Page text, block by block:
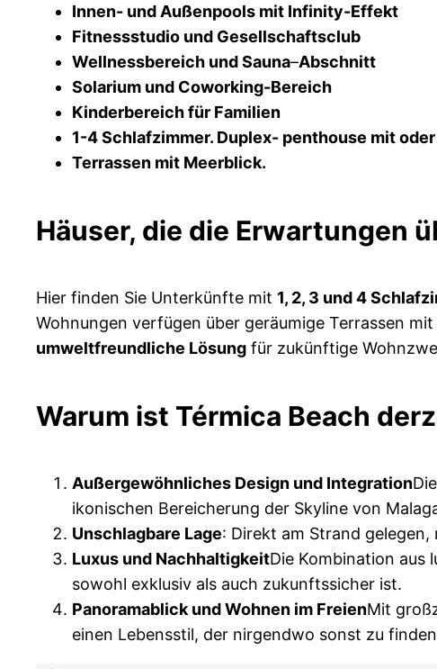
Innen- und Außenpools mit Infinity-Effekt
Fitnessstudio und Gesellschaftsclub
Wellnessbereich und Sauna–Abschnitt
Solarium und Coworking-Bereich
Kinderbereich für Familien
1-4 Schlafzimmer. Duplex- penthouse mit
Terrassen mit Meerblick.
Häuser, die die Erwartungen
Hier finden Sie Unterkünfte mit 1, 2, 3 und 4
Wohnungen verfügen über geräumige Terrassen mit
umweltfreundliche Lösung für zukünftige
Warum ist Térmica Beach
Außergewöhnliches Design und Integration
ikonischen Bereicherung der Skyline von
Unschlagbare Lage: Direkt am Strand
Luxus und NachhaltigkeitDie Kombination aus
sowohl exklusiv als auch zukunftssicher ist.
Panoramablick und Wohnen im FreienMit
einen Lebensstil, der nirgendwo sonst zu